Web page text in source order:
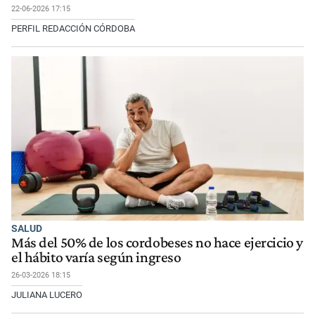
22-06-2026 17:15
PERFIL REDACCIÓN CÓRDOBA
SALUD
Más del 50% de los cordobeses no hace ejercicio y
el hábito varía según ingreso
26-03-2026 18:15
JULIANA LUCERO